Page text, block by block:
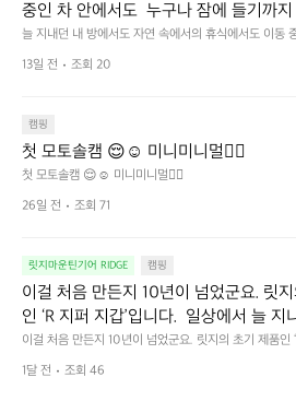
중인 차 안에서도  누구나 잠에 들기까
걸리는 순간이 있습니다.  그럴 때는 차
려보세요. 마치 암막 커튼을 조용히 내리
c® Wind Pro™의 온기가 눈가를 포근히
줍니다.  이 슬립 웜을 쓰는 것만으로 그
이 됩니다.  안녕히 주무세요.
늘 지내던 내 방에서도 자연 속에서의 휴식에서도 이동
구나 잠에 들기까지 조금 시간이 걸리는 순간이 있습니
게 눈을 가려보세요. 마치 암막 커튼을 조용히 내리듯
밤이 됩니다.  안녕히 주무세요.
13일 전 조회 20
캠핑
첫 모토솔캠 😌☺️ 미니미니멀👌🏼
첫 모토솔캠 😌☺️ 미니미니멀👌🏼
26일 전 조회 71
릿지마운틴기어 RIDGE 캠핑
이걸 처음 만든지 10년이 넘었군요. 릿
인 ‘R 지퍼 지갑’입니다.  일상에서 늘 지
어지는 물건에는 크기, 무게, 형태, 색감
묘한 밸런스가 존재합니다.  예를 들자
느라 책상 위 가장자리에 대충 걸쳐 놓아
이걸 처음 만든지 10년이 넘었군요. 릿지의 초기 제품인
다.  일상에서 늘 지니고 다니고 싶어지는 물건에는 크기,
사이의 아주 미묘한 밸런스가 존재합니다.  예를 들자면
1달 전 조회 46